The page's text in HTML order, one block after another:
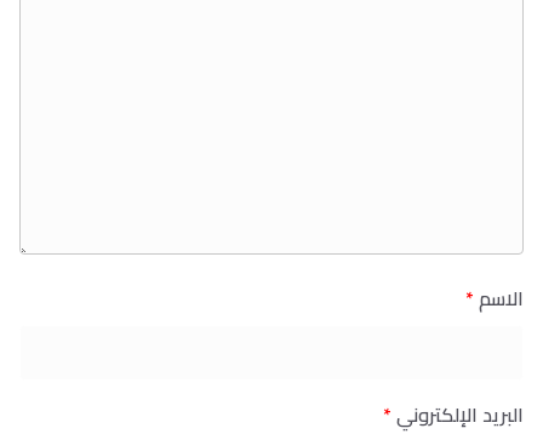
الاسم*
البريد الإلكتروني*